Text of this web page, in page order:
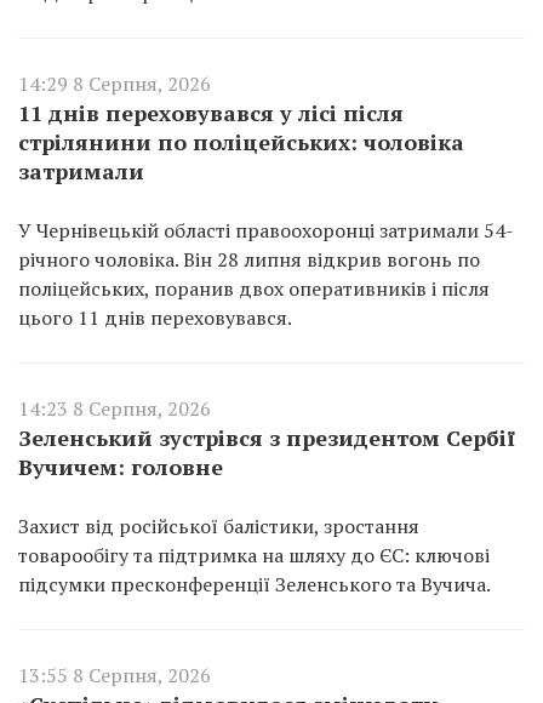
14:29 8 Серпня, 2026
11 днів переховувався у лісі після
стрілянини по поліцейських: чоловіка
затримали
У Чернівецькій області правоохоронці затримали 54-
річного чоловіка. Він 28 липня відкрив вогонь по
поліцейських, поранив двох оперативників і після
цього 11 днів переховувався.
14:23 8 Серпня, 2026
Зеленський зустрівся з президентом Сербії
Вучичем: головне
Захист від російської балістики, зростання
товарообігу та підтримка на шляху до ЄС: ключові
підсумки пресконференції Зеленського та Вучича.
13:55 8 Серпня, 2026